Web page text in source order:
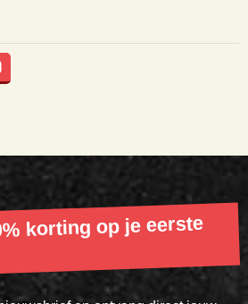
korting op je eerste